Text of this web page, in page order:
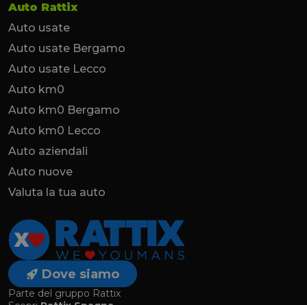
Auto Rattix
Auto usate
Auto usate Bergamo
Auto usate Lecco
Auto km0
Auto km0 Bergamo
Auto km0 Lecco
Auto aziendali
Auto nuove
Valuta la tua auto
Dove siamo
Parte del gruppo Rattix